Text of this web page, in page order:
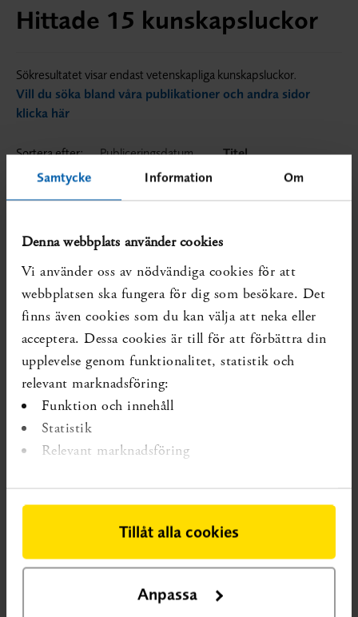
Samtycke Information Om
Denna webbplats använder cookies
Vi använder oss av nödvändiga cookies för att
webbplatsen ska fungera för dig som besökare. Det
finns även cookies som du kan välja att neka eller
acceptera. Dessa cookies är till för att förbättra din
upplevelse genom funktionalitet, statistik och
relevant marknadsföring:
Funktion och innehåll
Statistik
Relevant marknadsföring
Tillåt alla cookies
Anpassa
Hittade 15 kunskapsluckor
Sökresultatet visar endast vetenskapliga kunskapsluckor.
Vill du söka bland våra publikationer och andra sidor
klicka här
Sortera efter: Publiceringsdatum
Titel
Typ av kunskapslucka
Diarienr
Exportera till Excel
Endast titel och diarienr
All data från sökresultatet
Läs mer om vetenskapliga kunskapsluckor
Om sökfunktionen
Du kan förfina din sökning genom att lägga till ett eller flera filter.
Du kan även använda orden AND, OR, NOT (med versaler) i
sökrutan för att kombinera sökord.
karies AND fluor